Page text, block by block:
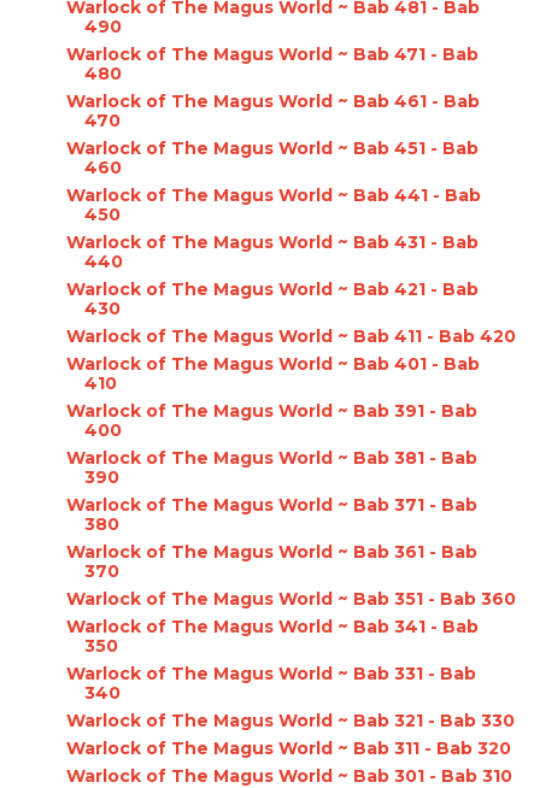
Warlock of The Magus World ~ Bab 481 - Bab
490
Warlock of The Magus World ~ Bab 471 - Bab
480
Warlock of The Magus World ~ Bab 461 - Bab
470
Warlock of The Magus World ~ Bab 451 - Bab
460
Warlock of The Magus World ~ Bab 441 - Bab
450
Warlock of The Magus World ~ Bab 431 - Bab
440
Warlock of The Magus World ~ Bab 421 - Bab
430
Warlock of The Magus World ~ Bab 411 - Bab 420
Warlock of The Magus World ~ Bab 401 - Bab
410
Warlock of The Magus World ~ Bab 391 - Bab
400
Warlock of The Magus World ~ Bab 381 - Bab
390
Warlock of The Magus World ~ Bab 371 - Bab
380
Warlock of The Magus World ~ Bab 361 - Bab
370
Warlock of The Magus World ~ Bab 351 - Bab 360
Warlock of The Magus World ~ Bab 341 - Bab
350
Warlock of The Magus World ~ Bab 331 - Bab
340
Warlock of The Magus World ~ Bab 321 - Bab 330
Warlock of The Magus World ~ Bab 311 - Bab 320
Warlock of The Magus World ~ Bab 301 - Bab 310